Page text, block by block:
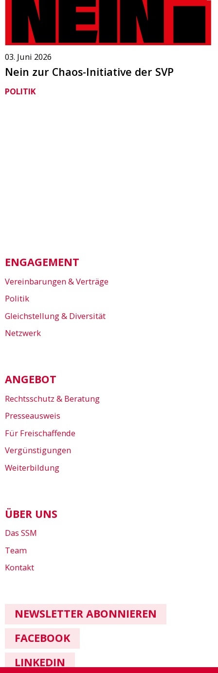
03. Juni 2026
Nein zur Chaos-Initiative der SVP
POLITIK
ENGAGEMENT
Vereinbarungen & Verträge
Politik
Gleichstellung & Diversität
Netzwerk
ANGEBOT
Rechtsschutz & Beratung
Presseausweis
Für Freischaffende
Vergünstigungen
Weiterbildung
ÜBER UNS
Das SSM
Team
Kontakt
NEWSLETTER ABONNIEREN
FACEBOOK
LINKEDIN